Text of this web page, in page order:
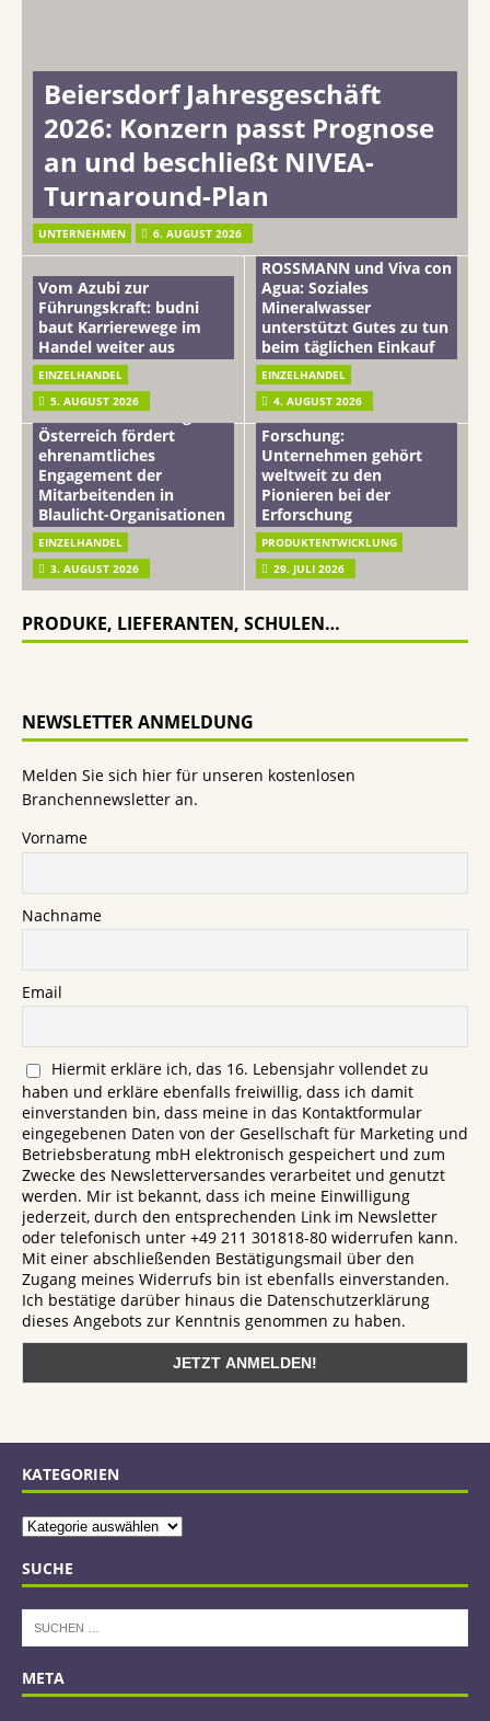
Beiersdorf Jahresgeschäft
2026: Konzern passt Prognose
an und beschließt NIVEA-
Turnaround-Plan
UNTERNEHMEN 6. AUGUST 2026
Vom Azubi zur
Führungskraft: budni
baut Karrierewege im
Handel weiter aus
EINZELHANDEL
5. AUGUST 2026
ROSSMANN und Viva con
Agua: Soziales
Mineralwasser
unterstützt Gutes zu tun
beim täglichen Einkauf
EINZELHANDEL
4. AUGUST 2026
mehr vom leben tag: dm
Österreich fördert
ehrenamtliches
Engagement der
Mitarbeitenden in
Blaulicht-Organisationen
EINZELHANDEL
3. AUGUST 2026
Beiersdorf
Hautmikrobiom-
Forschung:
Unternehmen gehört
weltweit zu den
Pionieren bei der
Erforschung
PRODUKTENTWICKLUNG
29. JULI 2026
PRODUKE, LIEFERANTEN, SCHULEN…
NEWSLETTER ANMELDUNG
Melden Sie sich hier für unseren kostenlosen
Branchennewsletter an.
Vorname
Nachname
Email
Hiermit erkläre ich, das 16. Lebensjahr vollendet zu
haben und erkläre ebenfalls freiwillig, dass ich damit
einverstanden bin, dass meine in das Kontaktformular
eingegebenen Daten von der Gesellschaft für Marketing und
Betriebsberatung mbH elektronisch gespeichert und zum
Zwecke des Newsletterversandes verarbeitet und genutzt
werden. Mir ist bekannt, dass ich meine Einwilligung
jederzeit, durch den entsprechenden Link im Newsletter
oder telefonisch unter +49 211 301818-80 widerrufen kann.
Mit einer abschließenden Bestätigungsmail über den
Zugang meines Widerrufs bin ist ebenfalls einverstanden.
Ich bestätige darüber hinaus die Datenschutzerklärung
dieses Angebots zur Kenntnis genommen zu haben.
KATEGORIEN
SUCHE
META